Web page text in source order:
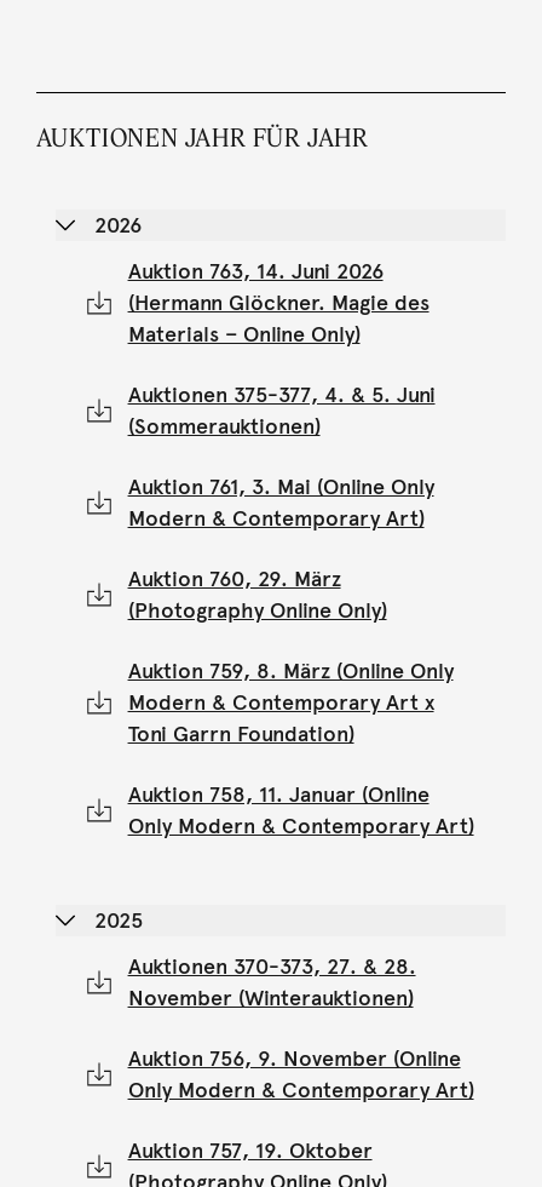
AUKTIONEN JAHR FÜR JAHR
2026
Auktion 763, 14. Juni 2026
(Hermann Glöckner. Magie des
Materials – Online Only)
Auktionen 375-377, 4. & 5. Juni
(Sommerauktionen)
Auktion 761, 3. Mai (Online Only
Modern & Contemporary Art)
Auktion 760, 29. März
(Photography Online Only)
Auktion 759, 8. März (Online Only
Modern & Contemporary Art x
Toni Garrn Foundation)
Auktion 758, 11. Januar (Online
Only Modern & Contemporary Art)
2025
Auktionen 370-373, 27. & 28.
November (Winterauktionen)
Auktion 756, 9. November (Online
Only Modern & Contemporary Art)
Auktion 757, 19. Oktober